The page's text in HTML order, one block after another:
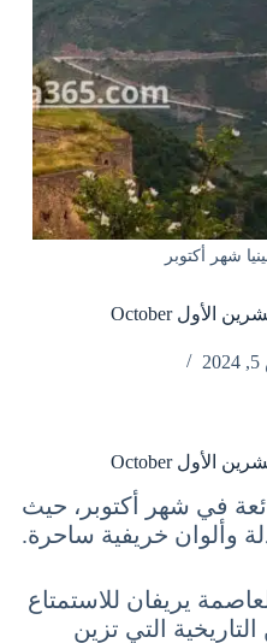
شهر أكتوبر
في شهر أكتوبر، حيث
وألوان خريفية ساحرة.
يريفان للاستمتاع
التي تزين